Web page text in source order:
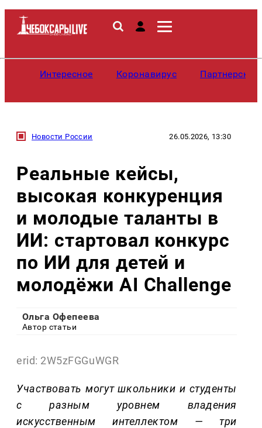
Интересное Коронавирус
Новости России 26.05.2026, 13:30
Реальные кейсы,
высокая конкуренция
и молодые таланты в
ИИ: стартовал конкурс
по ИИ для детей и
молодёжи AI Challenge
Ольга Офепеева
Автор статьи
erid: 2W5zFGGuWGR
Участвовать могут школьники и студенты
с разным уровнем владения
искусственным интеллектом — три